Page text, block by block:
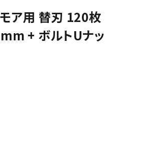
包丁
砥石
除草機
具
杖・トレッキ
ア用 替刃 120枚
+ ボルトUナッ